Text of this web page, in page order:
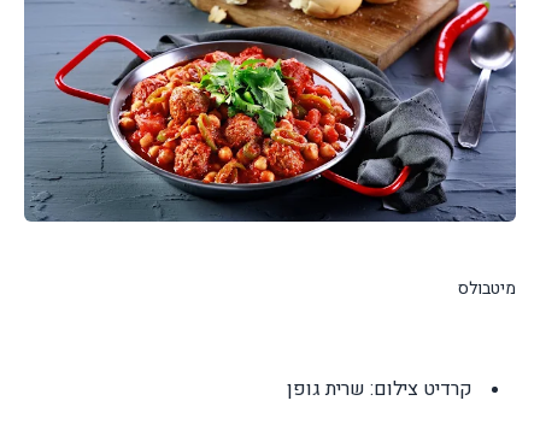
מיטבולס
קרדיט צילום: שרית גופן